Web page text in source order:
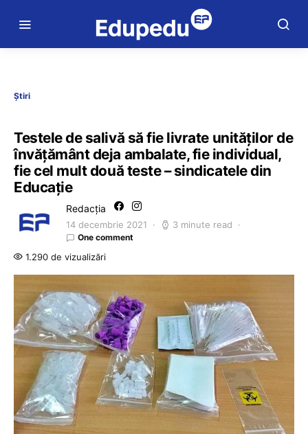
Știri
Testele de salivă să fie livrate unităților de
învățământ deja ambalate, fie individual,
fie cel mult două teste – sindicatele din
Educație
Redacția
14 decembrie 2021 3 minute read
One comment
1.290 de vizualizări